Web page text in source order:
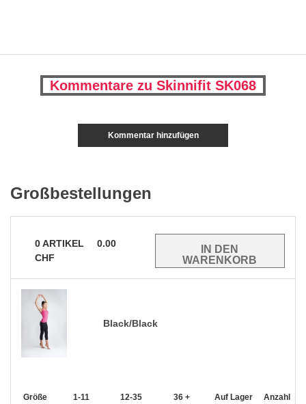
Kommentare zu Skinnifit SK068
Kommentar hinzufügen
Großbestellungen
0ARTIKEL
0.00
CHF
Black/Black
Größe 1-11 12-35 36 + Auf Lager Anzahl